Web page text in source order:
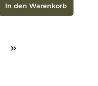
In den Warenkorb